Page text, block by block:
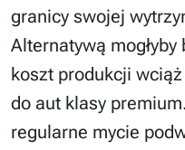
granicy swojej
Alternatywą
koszt produkcji
do aut klasy
regularne mycie